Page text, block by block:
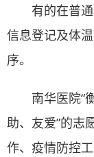
有的在普
信息登记及体
序。
南华医院“
助、友爱”的志
作、疫情防控